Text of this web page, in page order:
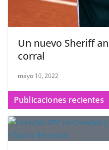
Un nuevo Sheriff
corral
mayo 10, 2022
Publicaciones recientes